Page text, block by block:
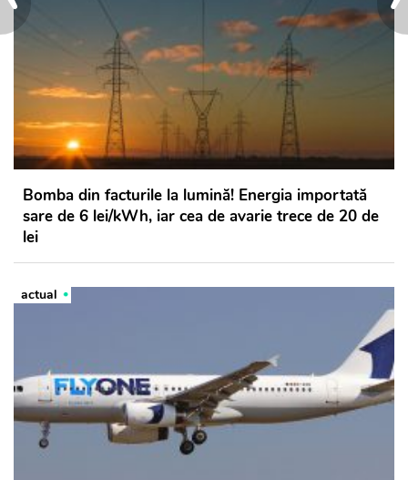
Bomba din facturile la lumină! Energia importată
sare de 6 lei/kWh, iar cea de avarie trece de 20 de
lei
actual